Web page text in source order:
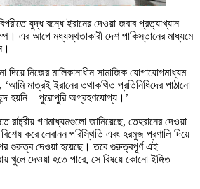
যুদ্ধ বন্ধে ইরানের দেওয়া জবাব প্রত্যাখ্যান
এর আগে মধ্যস্থতাকারী দেশ পাকিস্তানের মাধ্যমে
নিজের মালিকানাধীন সামাজিক যোগাযোগমাধ্যম
মাত্রই ইরানের তথাকথিত প্রতিনিধিদের পাঠানো
হয়নি—পুরোপুরি অগ্রহণযোগ্য।’
রাষ্ট্রীয় গণমাধ্যমগুলো জানিয়েছে, তেহরানের দেওয়া
করে লেবানন পরিস্থিতি এবং হরমুজ প্রণালি দিয়ে
গুরুত্ব দেওয়া হয়েছে। তবে গুরুত্বপূর্ণ এই
খুলে দেওয়া হতে পারে, সে বিষয়ে কোনো ইঙ্গিত